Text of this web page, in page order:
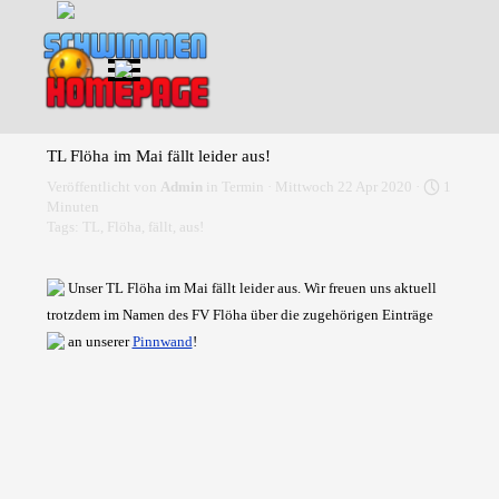
Direkt zum Seiteninhalt
Menü überspringen
TL Flöha im Mai fällt leider aus!
Veröffentlicht von Admin in Termin · Mittwoch 22 Apr 2020 ·
1
Minuten
Tags:
TL, Flöha, fällt , aus!
Unser TL Flöha im Mai fällt leider aus. Wir freuen uns aktuell
trotzdem im Namen des FV Flöha über die zugehörigen Einträge
an unsererPinnwand!